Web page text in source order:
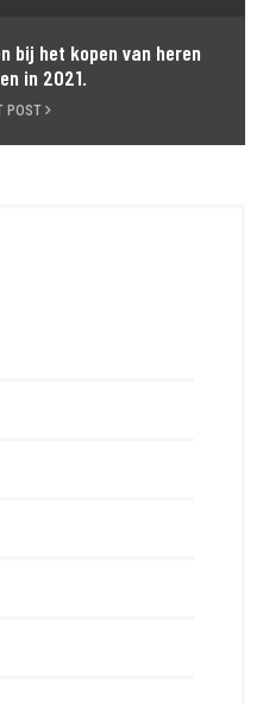
bij het kopen van heren
in 2021.
POST